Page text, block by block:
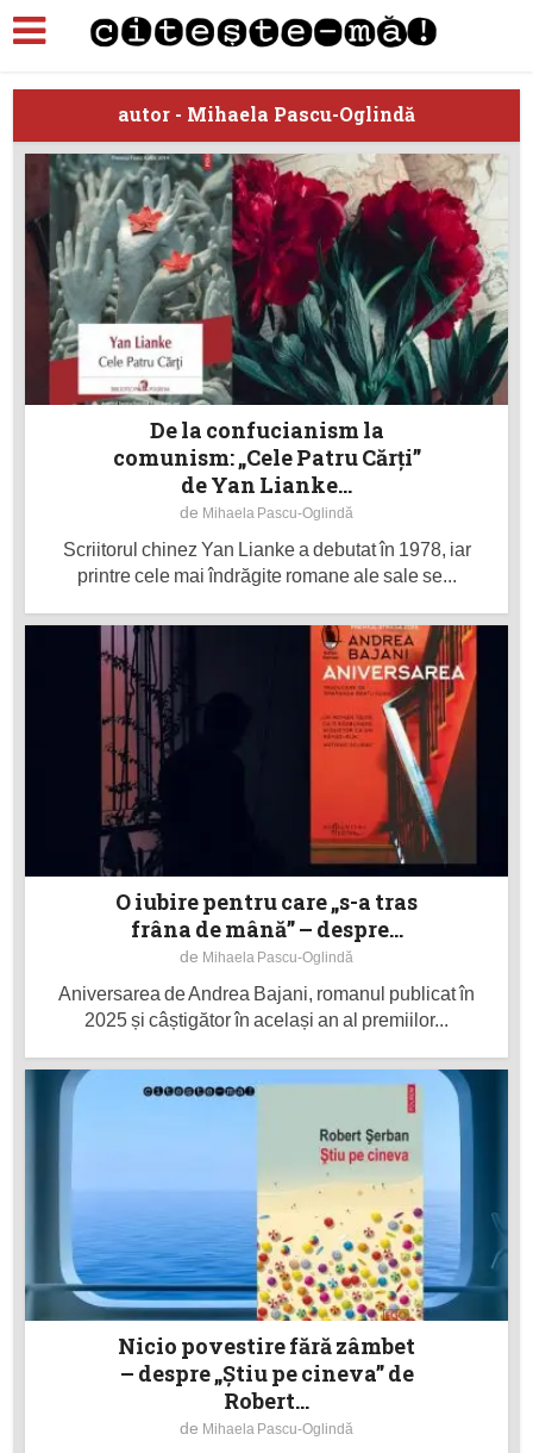
autor - Mihaela Pascu-Oglindă
De la confucianism la
comunism: „Cele Patru Cărți”
de Yan Lianke...
de Mihaela Pascu-Oglindă
Scriitorul chinez Yan Lianke a debutat în 1978, iar
printre cele mai îndrăgite romane ale sale se...
O iubire pentru care „s-a tras
frâna de mână” – despre...
de Mihaela Pascu-Oglindă
Aniversarea de Andrea Bajani, romanul publicat în
2025 și câștigător în același an al premiilor...
Nicio povestire fără zâmbet
– despre „Știu pe cineva” de
Robert...
de Mihaela Pascu-Oglindă